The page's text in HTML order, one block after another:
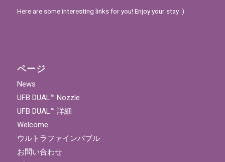
Here are some interesting links for you! Enjoy your stay :)
ページ
News
UFB DUAL™ Nozzle
UFB DUAL™ 詳細
Welcome
ウルトラファインバブル
お問い合わせ